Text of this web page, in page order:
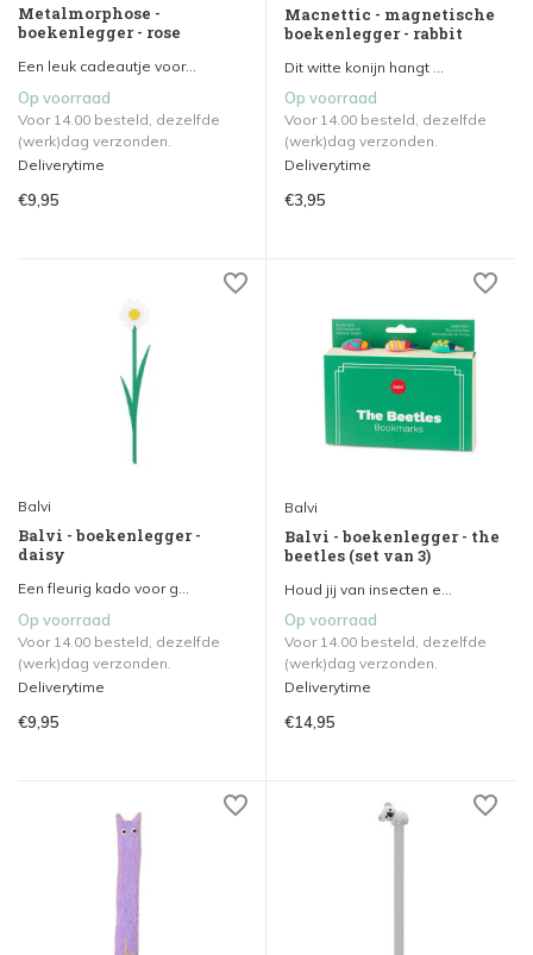
Metalmorphose -
boekenlegger - rose
Een leuk cadeautje voor...
Op voorraad
Voor 14.00 besteld, dezelfde
(werk)dag verzonden.
Deliverytime
€9,95
Macnettic - magnetische
boekenlegger - rabbit
Dit witte konijn hangt ...
Op voorraad
Voor 14.00 besteld, dezelfde
(werk)dag verzonden.
Deliverytime
€3,95
Balvi
Balvi - boekenlegger -
daisy
Een fleurig kado voor g...
Op voorraad
Voor 14.00 besteld, dezelfde
(werk)dag verzonden.
Deliverytime
€9,95
Balvi
Balvi - boekenlegger - the
beetles (set van 3)
Houd jij van insecten e...
Op voorraad
Voor 14.00 besteld, dezelfde
(werk)dag verzonden.
Deliverytime
€14,95